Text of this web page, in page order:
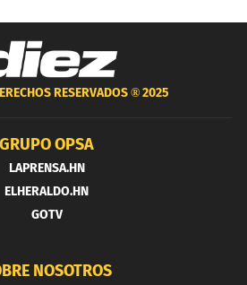
RESERVADOS ®2025
GRUPO OPSA
LAPRENSA.HN
ELHERALDO.HN
GOTV
NOSOTROS